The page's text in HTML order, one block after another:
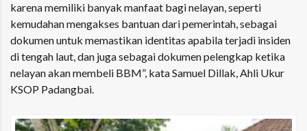
karena memiliki banyak manfaat bagi nelayan, seperti
kemudahan mengakses bantuan dari pemerintah, sebagai
dokumen untuk memastikan identitas apabila terjadi insiden
di tengah laut, dan juga sebagai dokumen pelengkap ketika
nelayan akan membeli BBM”, kata Samuel Dillak, Ahli Ukur
KSOP Padangbai.